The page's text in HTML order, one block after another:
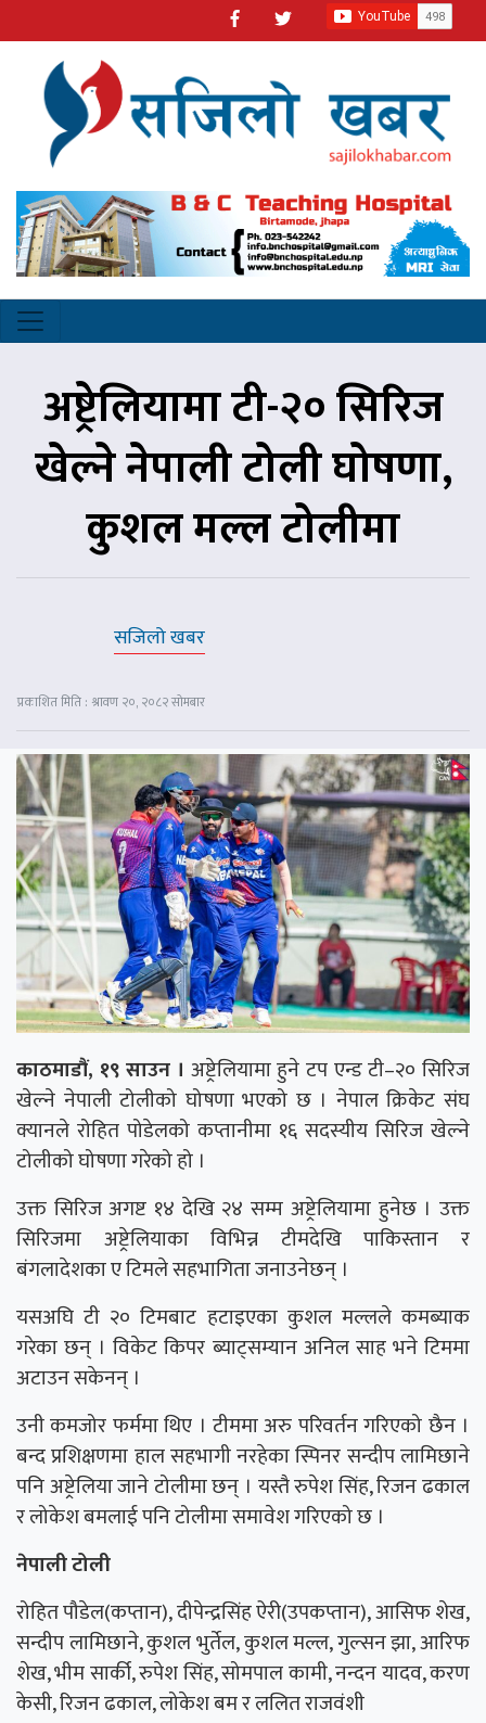
अष्ट्रेलियामा टी-२० सिरिज
खेल्ने नेपाली टोली घोषणा,
कुशल मल्ल टोलीमा
सजिलो खबर
प्रकाशित मिति : श्रावण २०, २०८२ सोमबार
काठमाडौं, १९ साउन । अष्ट्रेलियामा हुने टप एन्ड टी–२० सिरिज
खेल्ने नेपाली टोलीको घोषणा भएको छ । नेपाल क्रिकेट संघ
क्यानले रोहित पोडेलको कप्तानीमा १६ सदस्यीय सिरिज खेल्ने
टोलीको घोषणा गरेको हो ।
उक्त सिरिज अगष्ट १४ देखि २४ सम्म अष्ट्रेलियामा हुनेछ । उक्त
सिरिजमा अष्ट्रेलियाका विभिन्न टीमदेखि पाकिस्तान र
बंगलादेशका ए टिमले सहभागिता जनाउनेछन् ।
यसअघि टी २० टिमबाट हटाइएका कुशल मल्लले कमब्याक
गरेका छन् । विकेट किपर ब्याट्सम्यान अनिल साह भने टिममा
अटाउन सकेनन् ।
उनी कमजोर फर्ममा थिए । टीममा अरु परिवर्तन गरिएको छैन ।
बन्द प्रशिक्षणमा हाल सहभागी नरहेका स्पिनर सन्दीप लामिछाने
पनि अष्ट्रेलिया जाने टोलीमा छन् । यस्तै रुपेश सिंह, रिजन ढकाल
र लोकेश बमलाई पनि टोलीमा समावेश गरिएको छ ।
नेपाली टोली
रोहित पौडेल(कप्तान), दीपेन्द्रसिंह ऐरी(उपकप्तान), आसिफ शेख,
सन्दीप लामिछाने, कुशल भुर्तेल, कुशल मल्ल, गुल्सन झा, आरिफ
शेख, भीम सार्की, रुपेश सिंह, सोमपाल कामी, नन्दन यादव, करण
केसी, रिजन ढकाल, लोकेश बम र ललित राजवंशी